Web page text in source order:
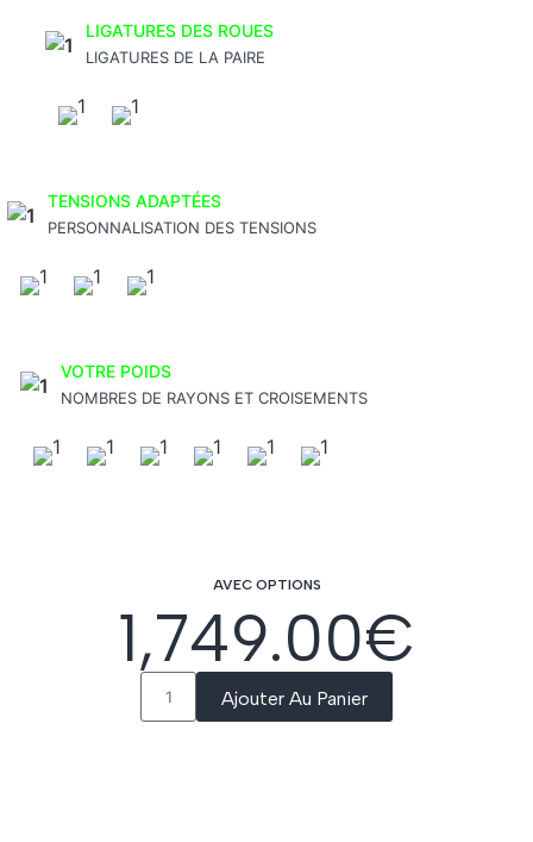
LIGATURES DES ROUES
LIGATURES DE LA PAIRE
TENSIONS ADAPTÉES
PERSONNALISATION DES TENSIONS
VOTRE POIDS
NOMBRES DE RAYONS ET CROISEMENTS
AVEC OPTIONS
1,749.00€
Ajouter Au Panier